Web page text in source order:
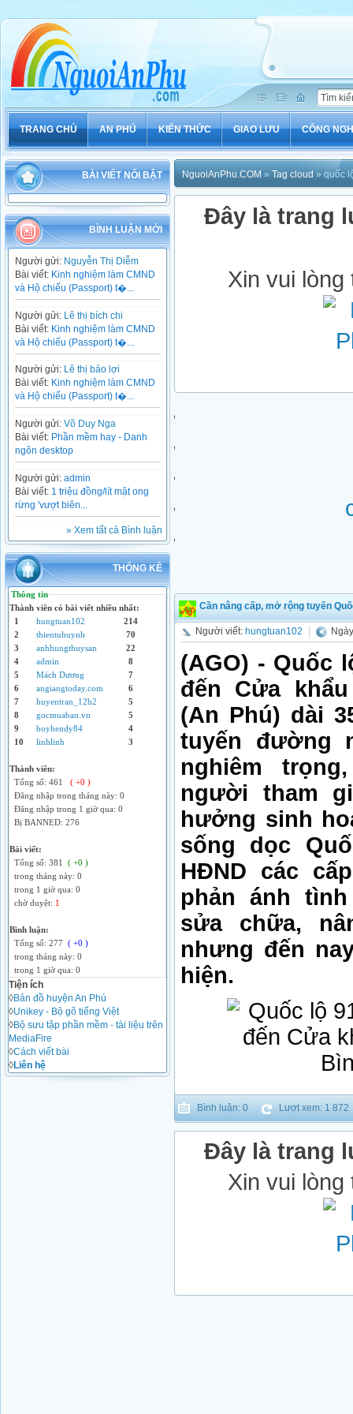
TRANG CHỦ AN PHÚ KIẾN THỨC GIAO LƯU CÔNG
BÀI VIẾT NỔI BẬT
BÌNH LUẬN MỚI
Người gửi: Nguyễn Thị Diễm
Bài viết: Kinh nghiệm làm CMND
và Hộ chiếu (Passport) t�...
Người gửi: Lê thị bích chi
Bài viết: Kinh nghiệm làm CMND
và Hộ chiếu (Passport) t�...
Người gửi:
Lê thị bảo lợi
Bài viết: Kinh nghiệm làm CMND
và Hộ chiếu (Passport) t�...
Người gửi: Võ Duy Nga
Bài viết: Phần mềm hay - Danh
ngôn desktop
Người gửi: admin
Bài viết: 1 triệu đồng/lít mật ong
rừng 'vượt biên...
» Xem tất cả Bình luận
THỐNG KÊ
Thông tin
Thành viên có bài viết nhiều nhất:
1
hungtuan102
214
2
thientuhuynh
70
3
anhhungthuysan
22
4
admin
8
5
Mách Dương
7
6
angiangtoday.com
6
7
huyentran_12b2
5
8
gocmuaban.vn
5
9
boyhendy84
4
10
linhlinh 3
Thành viên:
Tổng số: 461 ( +0 )
Đăng nhập trong tháng này: 0
Đăng nhập trong 1 giờ qua: 0
Bị BANNED: 276
Bài viết:
Tổng số: 381 ( +0 )
trong tháng này: 0
trong 1 giờ qua: 0
chờ duyệt: 1
Bình luận:
Tổng số: 277 ( +0 )
trong tháng này: 0
trong 1 giờ qua: 0
Tiện ích
◊Bản đồ huyện An Phú
◊Unikey - Bộ gõ tiếng Việt
◊Bộ sưu tập phần mềm - tài liệu trên
MediaFire
◊Cách viết bài
◊Liên hệ
NguoiAnPhu.COM » Tag cloud » quốc
Đây là trang
Xin vui
Cần nâng cấp, mở rộng tuyến
Người viết: hungtuan102
(AGO) - Quốc
đến Cửa
(An Phú) dài
tuyến đường
nghiêm
người tham
hưởng sinh
sống dọc
HĐND các
phản ánh
sửa chữa,
nhưng đến
hiện.
Bình luận: 0 Lượt xem: 1 872
Đây là trang
Xin vui